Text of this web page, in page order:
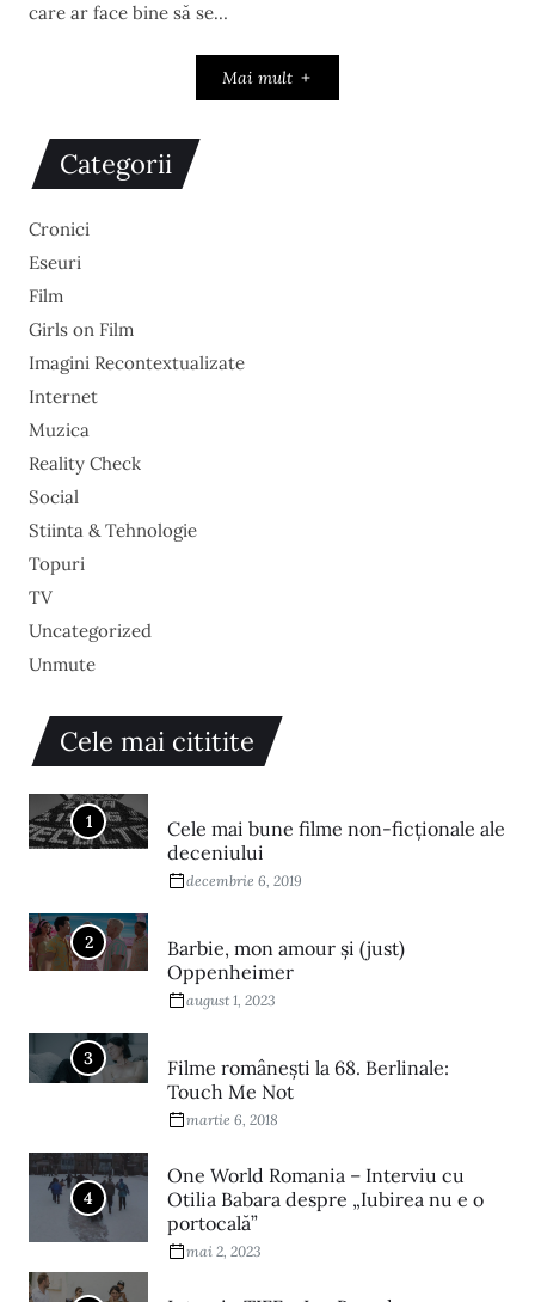
care ar face bine să se…
Mai mult
Categorii
Cronici
Eseuri
Film
Girls on Film
Imagini Recontextualizate
Internet
Muzica
Reality Check
Social
Stiinta & Tehnologie
Topuri
TV
Uncategorized
Unmute
Cele mai cititite
1
Cele mai bune filme non-ficționale ale
deceniului
decembrie 6, 2019
2
Barbie, mon amour și (just)
Oppenheimer
august 1, 2023
3
Filme româneşti la 68. Berlinale:
Touch Me Not
martie 6, 2018
4
One World Romania – Interviu cu
Otilia Babara despre „Iubirea nu e o
portocală”
mai 2, 2023